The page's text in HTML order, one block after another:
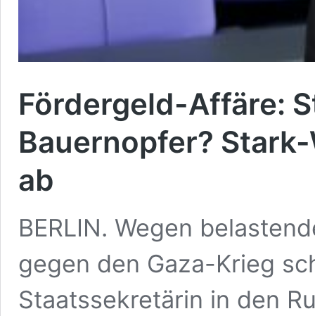
Fördergeld-Affäre:
Bauernopfer?
ab
BERLIN. Wegen
gegen den Gaza-Krieg
Staatssekretärin in den